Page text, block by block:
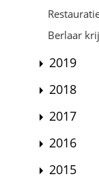
Berlaar
2019
2018
2017
2016
2015